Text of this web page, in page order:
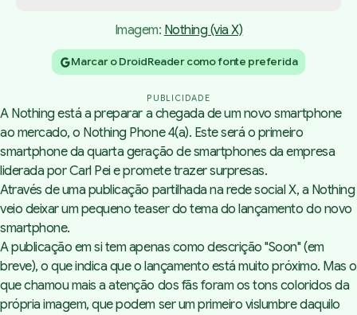
Imagem: Nothing (via X)
Marcar o DroidReader como fonte preferida
PUBLICIDADE
A Nothing está a preparar a chegada de um novo smartphone
ao mercado, o Nothing Phone 4(a). Este será o primeiro
smartphone da quarta geração de smartphones da empresa
liderada por Carl Pei e promete trazer surpresas.
Através de uma publicação partilhada na rede social X, a Nothing
veio deixar um pequeno teaser do tema do lançamento do novo
smartphone.
A publicação em si tem apenas como descrição "Soon" (em
breve), o que indica que o lançamento está muito próximo. Mas o
que chamou mais a atenção dos fãs foram os tons coloridos da
própria imagem, que podem ser um primeiro vislumbre daquilo